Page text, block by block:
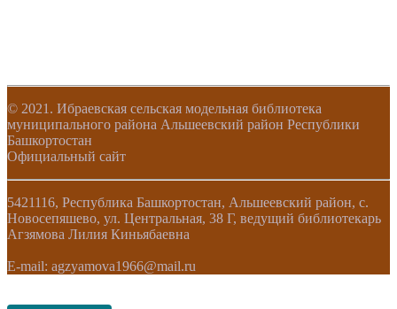
© 2021. Ибраевская сельская модельная библиотека
муниципального района Альшеевский район Республики
Башкортостан
Официальный сайт
5421116, Республика Башкортостан, Альшеевский район, с.
Новосепяшево, ул. Центральная, 38 Г, ведущий библиотекарь
Агзямова Лилия Киньябаевна
E-mail: agzyamova1966@mail.ru